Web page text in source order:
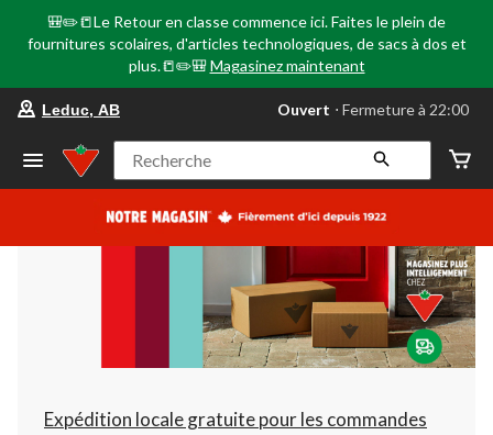
🎒✏️📒Le Retour en classe commence ici. Faites le plein de
fournitures scolaires, d'articles technologiques, de sacs à dos et
plus.📒✏️🎒 Magasinez maintenant
votre
préféré
Leduc,
AB,
courament
Fermeture
à
22:00
cliquer
pour
changer
Leduc, AB Ouvert ⋅ Fermeture à 22:00
Recherche
Expédition locale gratuite pour les commandes